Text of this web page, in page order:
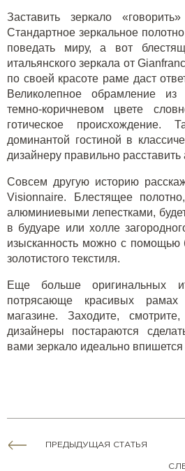
Заставить зеркало
Стандартное зеркальное
поведать миру, а вот
итальянского зеркала от
по своей красоте раме даст
Великолепное обрамление
темно-коричневом цвете
готическое происхождение.
доминантой гостиной в
дизайнеру правильно расставить
Совсем другую историю
Visionnaire. Блестящее
алюминиевыми лепестками,
в будуаре или холле
изысканность можно с помощью
золотистого текстиля.
Еще больше оригинальных
потрясающе красивых
магазине. Заходите,
дизайнеры постараются
вами зеркало идеально впишется
ПРЕДЫДУЩАЯ СТАТЬЯ